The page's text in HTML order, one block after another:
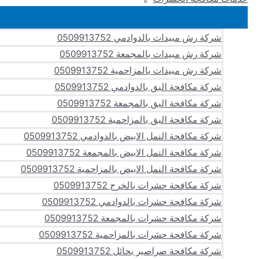
شركة رش مبيدات بالدوادمي 0509913752
شركة رش مبيدات بالمجمعة 0509913752
شركة رش مبيدات بالمزاحمية 0509913752
شركة مكافحة البق بالدوادمي 0509913752
شركة مكافحة البق بالمجمعة 0509913752
شركة مكافحة البق بالمزاحمية 0509913752
شركة مكافحة النمل الابيض بالدوادمي 0509913752
شركة مكافحة النمل الابيض بالمجمعة 0509913752
شركة مكافحة النمل الابيض بالمزاحمية 0509913752
شركة مكافحة حشرات بالخرج 0509913752
شركة مكافحة حشرات بالدوادمي 0509913752
شركة مكافحة حشرات بالمجمعة 0509913752
شركة مكافحة حشرات بالمزاحمية 0509913752
شركة مكافحة صراصير بحائل 0509913752